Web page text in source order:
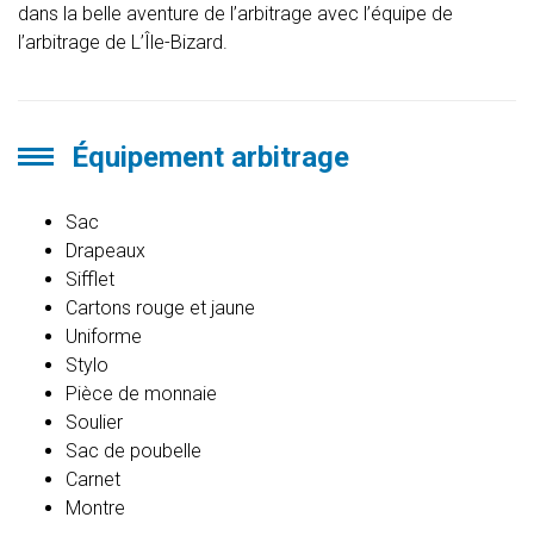
dans la belle aventure de l’arbitrage avec l’équipe de
l’arbitrage de L’Île-Bizard.
Équipement arbitrage
Sac
Drapeaux
Sifflet
Cartons rouge et jaune
Uniforme
Stylo
Pièce de monnaie
Soulier
Sac de poubelle
Carnet
Montre